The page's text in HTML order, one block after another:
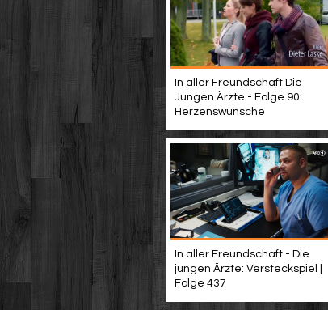
In aller Freundschaft Die
Jungen Ärzte - Folge 90:
Herzenswünsche
In aller Freundschaft - Die
jungen Ärzte: Versteckspiel |
Folge 437